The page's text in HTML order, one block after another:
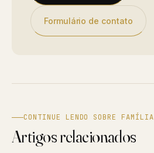
Formulário de contato
CONTINUE LENDO SOBRE FAMÍLIA
Artigos relacionados